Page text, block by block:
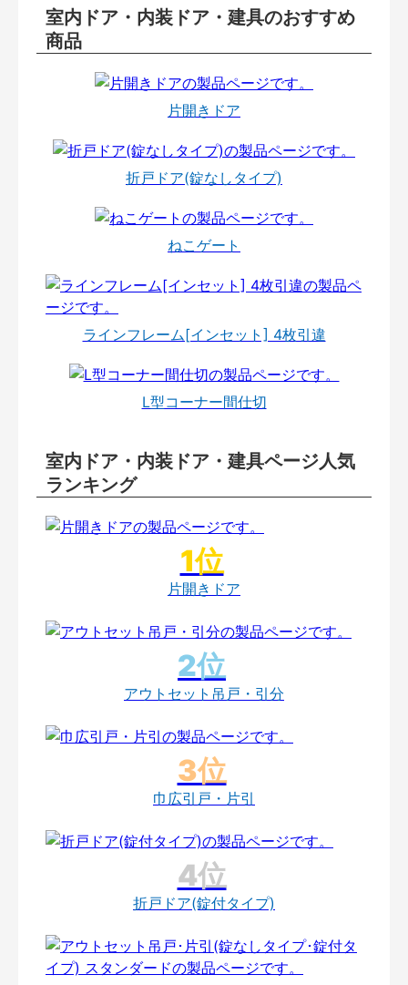
室内ドア・内装ドア・建具のおすすめ
商品
片開きドア
折戸ドア(錠なしタイプ)
ねこゲート
ラインフレーム[インセット] 4枚引違
L型コーナー間仕切
室内ドア・内装ドア・建具ページ人気
ランキング
片開きドア
アウトセット吊戸・引分
巾広引戸・片引
折戸ドア(錠付タイプ)